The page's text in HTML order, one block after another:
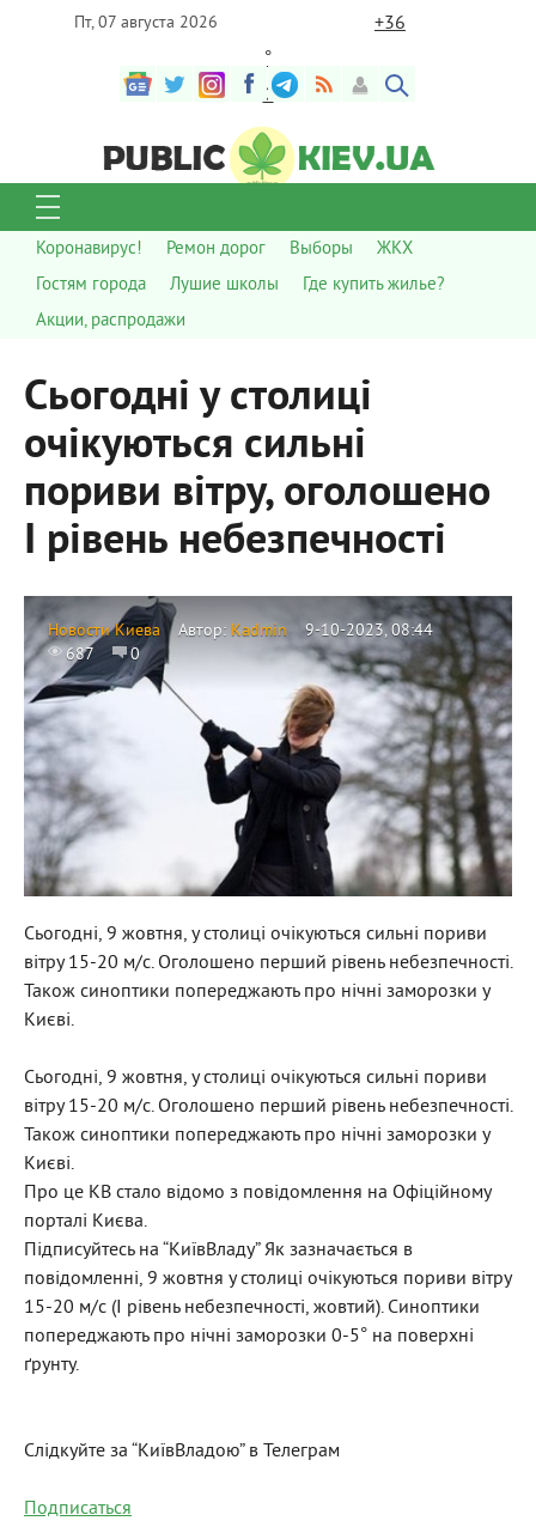
Пт, 07 августа 2026 +36
°
C
Коронавирус! Ремон дорог Выборы
ЖКХ
Гостям города
Лушие школы
Где купить жилье?
Акции, распродажи
Сьогодні у столиці
очікуються сильні
пориви вітру, оголошено
І рівень небезпечності
Новости Киева Автор: Kadmin
9-10-2023, 08:44
687
0
Сьогодні, 9 жовтня, у столиці очікуються сильні пориви
вітру 15-20 м/с. Оголошено перший рівень небезпечності.
Також синоптики попереджають про нічні заморозки у
Києві.
Сьогодні, 9 жовтня, у столиці очікуються сильні пориви
вітру 15-20 м/с. Оголошено перший рівень небезпечності.
Також синоптики попереджають про нічні заморозки у
Києві.
Про це KВ стало відомо з повідомлення на Офіційному
порталі Києва.
Підписуйтесь на “КиївВладу” Як зазначається в
повідомленні, 9 жовтня у столиці очікуються пориви вітру
15-20 м/с (І рівень небезпечності, жовтий). Синоптики
попереджають про нічні заморозки 0-5° на поверхні
ґрунту.
Слідкуйте за “КиївВладою” в Телеграм
Подписаться